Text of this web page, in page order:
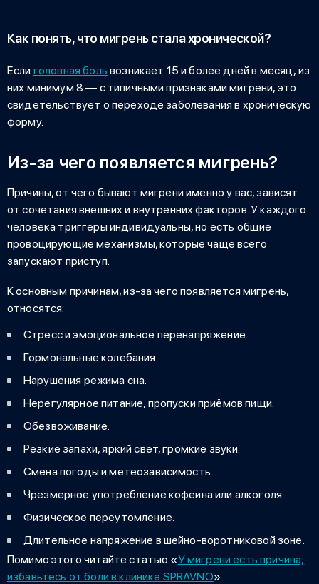
Как понять, что мигрень стала хронической?
Если головная боль возникает 15 и более дней в месяц, из
них минимум 8 — с типичными признаками мигрени, это
свидетельствует о переходе заболевания в хроническую
форму.
Из-за чего появляется мигрень?
Причины,от чего бывают мигрениименно у вас, зависят
от сочетания внешних и внутренних факторов. У каждого
человека триггеры индивидуальны, но есть общие
провоцирующие механизмы, которые чаще всего
запускают приступ.
К основным причинам, из-за чего появляется мигрень,
относятся:
Стресс и эмоциональное перенапряжение.
Гормональные колебания.
Нарушения режима сна.
Нерегулярное питание, пропуски приёмов пищи.
Обезвоживание.
Резкие запахи, яркий свет, громкие звуки.
Смена погоды и метеозависимость.
Чрезмерное употребление кофеина или алкоголя.
Физическое переутомление.
Длительное напряжение в шейно-воротниковой зоне.
Помимо этого читайте статью «У мигрени есть причина,
избавьтесь от боли в клинике SPRAVNO»